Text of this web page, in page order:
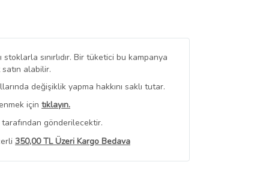
stoklarla sınırlıdır. Bir tüketici bu kampanya
alabilir.
değişiklik yapma hakkını saklı tutar.
için tıklayın.
tarafından gönderilecektir.
350,00 TL Üzeri Kargo Bedava